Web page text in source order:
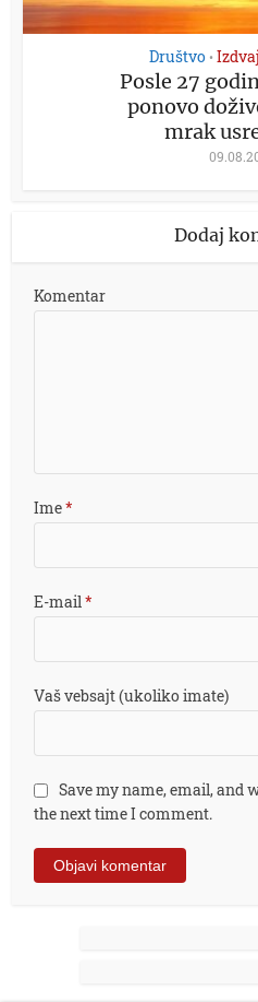
Društvo •
Posle 27
ponovo
mrak
Dodaj
Komentar
Ime*
E-mail*
Vaš vebsajt (ukoliko imate)
Save my name, email, and
the next time I comment.